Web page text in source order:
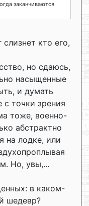
заканчиваются
кто его,
но сдаюсь,
насыщенные
и думать
точки зрения
тоже, военно-
абстрактно
на лодке, или
Но, увы,...
в каком-
шедевр?